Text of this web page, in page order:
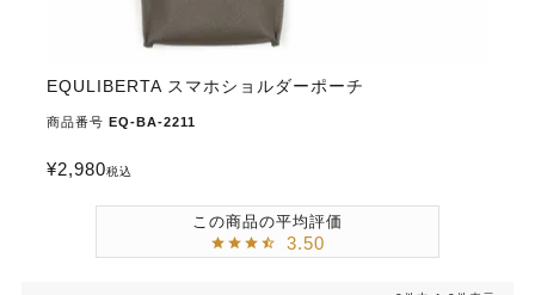
EQULIBERTA スマホショルダーポーチ
商品番号 EQ-BA-2211
¥2,980税込
3.50